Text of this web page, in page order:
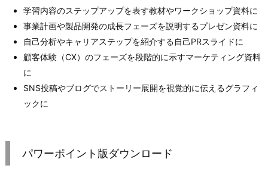
学習内容のステップアップを表す教材やワークショップ資料に
事業計画や製品開発の成長フェーズを説明するプレゼン資料に
自己分析やキャリアステップを紹介する自己PRスライドに
顧客体験（CX）のフェーズを段階的に示すマーケティング資料
に
SNS投稿やブログでストーリー展開を視覚的に伝えるグラフィ
ックに
パワーポイント版ダウンロード